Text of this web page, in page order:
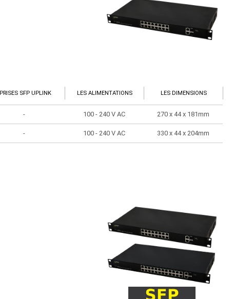
PRISES SFP UPLINK LES ALIMENTATIONS LES DIMENSIONS
- 100 - 240 V AC 270 x 44 x 181mm
- 100 - 240 V AC 330 x 44 x 204mm